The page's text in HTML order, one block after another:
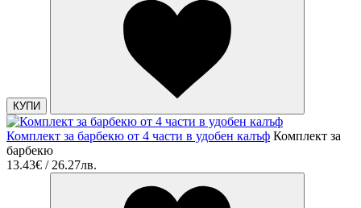
КУПИ
Комплект за барбекю от 4 части в удобен калъф Комплект за
барбекю
13.43€ / 26.27лв.